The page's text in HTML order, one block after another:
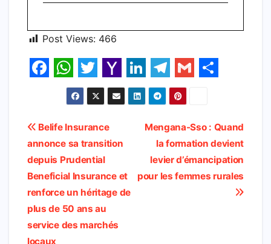
Post Views: 466
c
e
b
o
o
k
W
a
t
s
A
p
p
T
w
i
t
t
e
r
Y
a
h
o
o
M
a
i
L
i
d
I
T
e
l
e
g
r
G
m
a
i
l
a
r
e
Navigation
de
l’article
Mengana-Sso : Quand
la formation devient
levier d’émancipation
pour les femmes rurales
Belife Insurance
annonce sa transition
depuis Prudential
Beneficial Insurance et
renforce un héritage de
plus de 50 ans au
service des marchés
locaux